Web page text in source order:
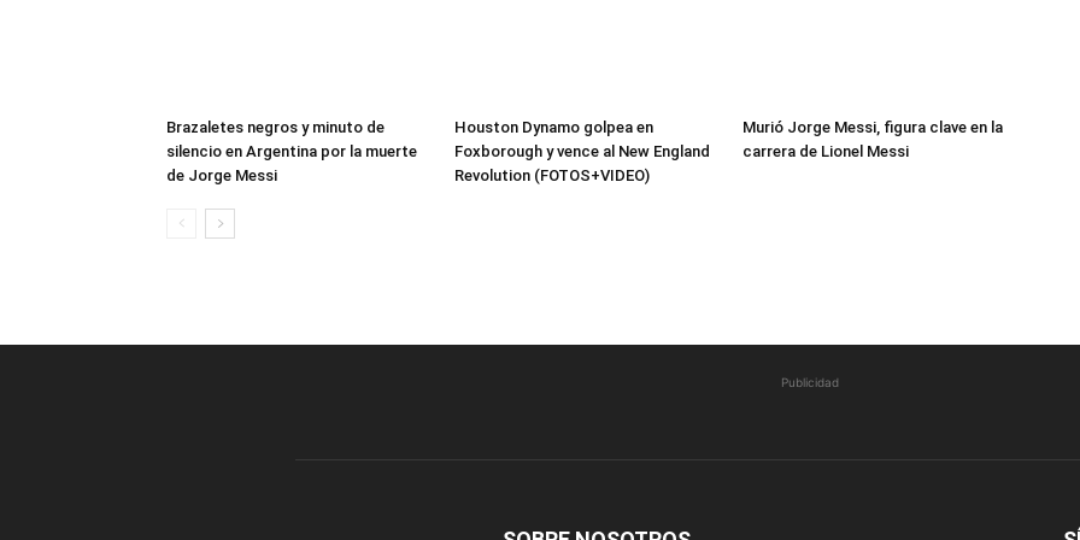
Brazaletes negros y minuto de
silencio en Argentina por la muerte
de Jorge Messi
Houston Dynamo golpea en
Foxborough y vence al New England
Revolution (FOTOS+VIDEO)
Murió Jorge Messi, figura clave en la
carrera de Lionel Messi
Publicidad